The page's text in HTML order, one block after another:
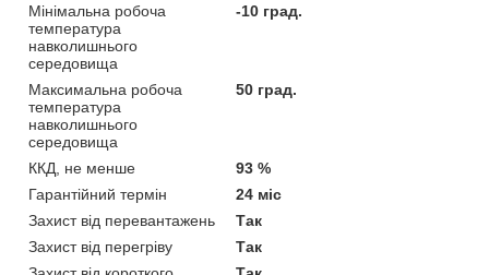
Мінімальна робоча
температура
навколишнього
середовища
-10 град.
Максимальна робоча
температура
навколишнього
середовища
50 град.
ККД, не менше
93 %
Гарантійний термін
24 міс
Захист від перевантажень
Так
Захист від перегріву
Так